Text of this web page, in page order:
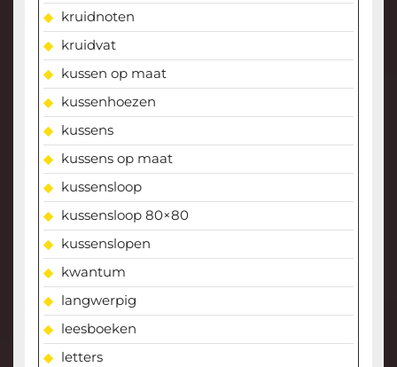
kruidnoten
kruidvat
kussen op maat
kussenhoezen
kussens
kussens op maat
kussensloop
kussensloop 80×80
kussenslopen
kwantum
langwerpig
leesboeken
letters